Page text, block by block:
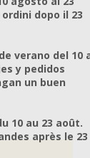
dopo il 23
verano del 10
y pedidos
un buen
10 au 23 août.
après le 23